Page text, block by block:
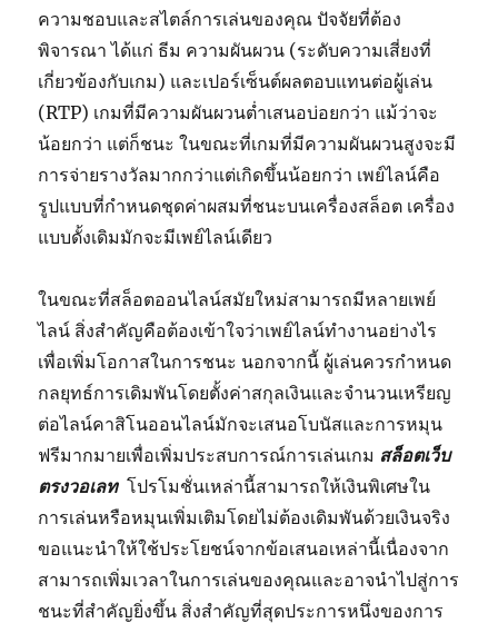
ความชอบและสไตล์การเล่นของคุณ ปัจจัยที่ต้อง
พิจารณา ได้แก่ ธีม ความผันผวน (ระดับความเสี่ยงที่
เกี่ยวข้องกับเกม) และเปอร์เซ็นต์ผลตอบแทนต่อผู้เล่น
(RTP) เกมที่มีความผันผวนต่ำเสนอบ่อยกว่า แม้ว่าจะ
น้อยกว่า แต่ก็ชนะ ในขณะที่เกมที่มีความผันผวนสูงจะมี
การจ่ายรางวัลมากกว่าแต่เกิดขึ้นน้อยกว่า เพย์ไลน์คือ
รูปแบบที่กำหนดชุดค่าผสมที่ชนะบนเครื่องสล็อต เครื่อง
แบบดั้งเดิมมักจะมีเพย์ไลน์เดียว
ในขณะที่สล็อตออนไลน์สมัยใหม่สามารถมีหลายเพย์
ไลน์ สิ่งสำคัญคือต้องเข้าใจว่าเพย์ไลน์ทำงานอย่างไร
เพื่อเพิ่มโอกาสในการชนะ นอกจากนี้ ผู้เล่นควรกำหนด
กลยุทธ์การเดิมพันโดยตั้งค่าสกุลเงินและจำนวนเหรียญ
ต่อไลน์คาสิโนออนไลน์มักจะเสนอโบนัสและการหมุน
ฟรีมากมายเพื่อเพิ่มประสบการณ์การเล่นเกม สล็อตเว็บ
ตรงวอเลทโปรโมชั่นเหล่านี้สามารถให้เงินพิเศษใน
การเล่นหรือหมุนเพิ่มเติมโดยไม่ต้องเดิมพันด้วยเงินจริง
ขอแนะนำให้ใช้ประโยชน์จากข้อเสนอเหล่านี้เนื่องจาก
สามารถเพิ่มเวลาในการเล่นของคุณและอาจนำไปสู่การ
ชนะที่สำคัญยิ่งขึ้น สิ่งสำคัญที่สุดประการหนึ่งของการ